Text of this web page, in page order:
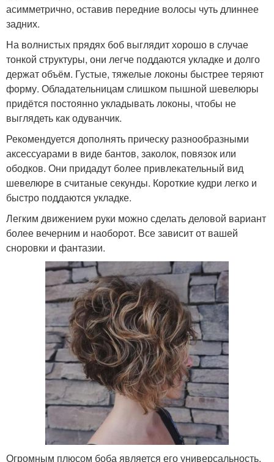
асимметрично, оставив передние волосы чуть длиннее
задних.
На волнистых прядях боб выглядит хорошо в случае
тонкой структуры, они легче поддаются укладке и долго
держат объём. Густые, тяжелые локоны быстрее теряют
форму. Обладательницам слишком пышной шевелюры
придётся постоянно укладывать локоны, чтобы не
выглядеть как одуванчик.
Рекомендуется дополнять прическу разнообразными
аксессуарами в виде бантов, заколок, повязок или
ободков. Они придадут более привлекательный вид
шевелюре в считаные секунды. Короткие кудри легко и
быстро поддаются укладке.
Легким движением руки можно сделать деловой вариант
более вечерним и наоборот. Все зависит от вашей
сноровки и фантазии.
Огромным плюсом боба является его универсальность,